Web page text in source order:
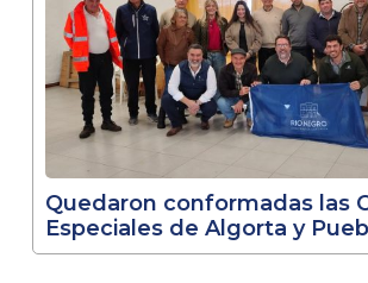
Quedaron conformadas las
Especiales de Algorta y